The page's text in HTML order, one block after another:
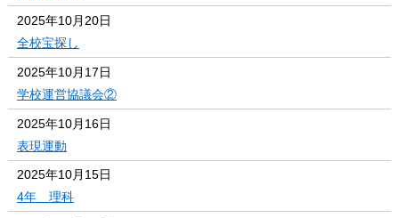
2025年10月20日
全校宝探し
2025年10月17日
学校運営協議会②
2025年10月16日
表現運動
2025年10月15日
4年 理科